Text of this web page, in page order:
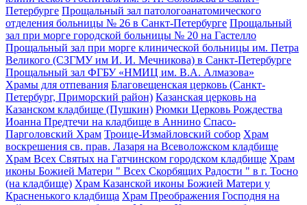
Петербурге Прощальный зал патологоанатомического
отделения больницы № 26 в Санкт-Петербурге Прощальный
зал при морге городской больницы № 20 на Гастелло
Прощальный зал при морге клинической больницы им. Петра
Великого (СЗГМУ им И. И. Мечникова) в Санкт-Петербурге
Прощальный зал ФГБУ «НМИЦ им. В.А. Алмазова»
Храмы для отпевания Благовещенская церковь (Санкт-
Петербург, Приморский район) Казанская церковь на
Казанском кладбище (Пушкин) Рюмки Церковь Рождества
Иоанна Предтечи на кладбище в Аннино Спасо-
Парголовский Храм Троице-Измайловский собор Храм
воскрешения св. прав. Лазаря на Всеволожском кладбище
Храм Всех Святых на Гатчинском городском кладбище Храм
иконы Божией Матери " Всех Скорбящих Радости " в г. Тосно
(на кладбище) Храм Казанской иконы Божией Матери у
Красненького кладбища Храм Преображения Господня на